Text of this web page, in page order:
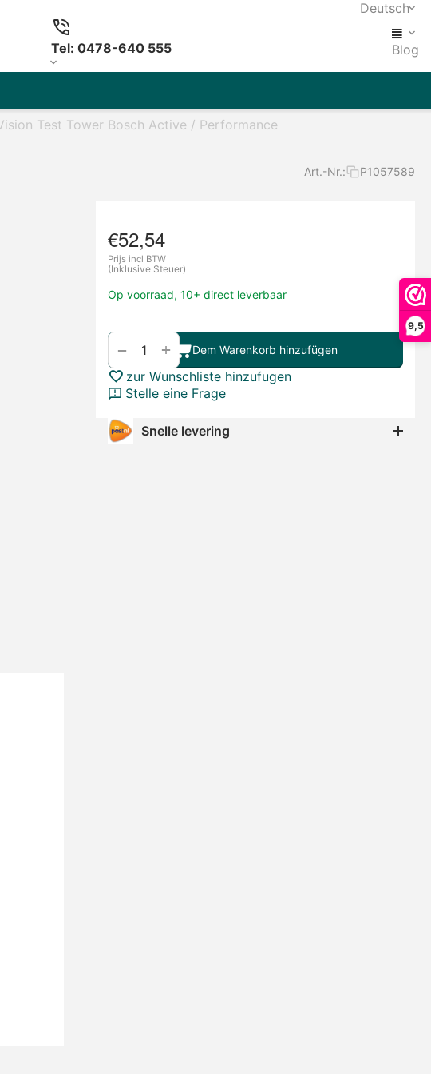
9,5
Deutsch
Tel: 0478-640 555 Blog
Test Tower Bosch Active / Performance
Art.-Nr.: P1057589
€52,54
Prijs incl BTW
(Inklusive Steuer)
Op voorraad, 10+ direct leverbaar
+
− Dem Warenkorb hinzufügen
zur Wunschliste hinzufugen
Stelle eine Frage
Snelle levering